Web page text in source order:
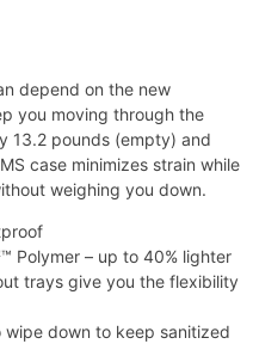
depend on the new
you moving through the
13.2 pounds (empty) and
case minimizes strain while
weighing you down.
Polymer – up to 40% lighter
trays give you the flexibility
wipe down to keep sanitized